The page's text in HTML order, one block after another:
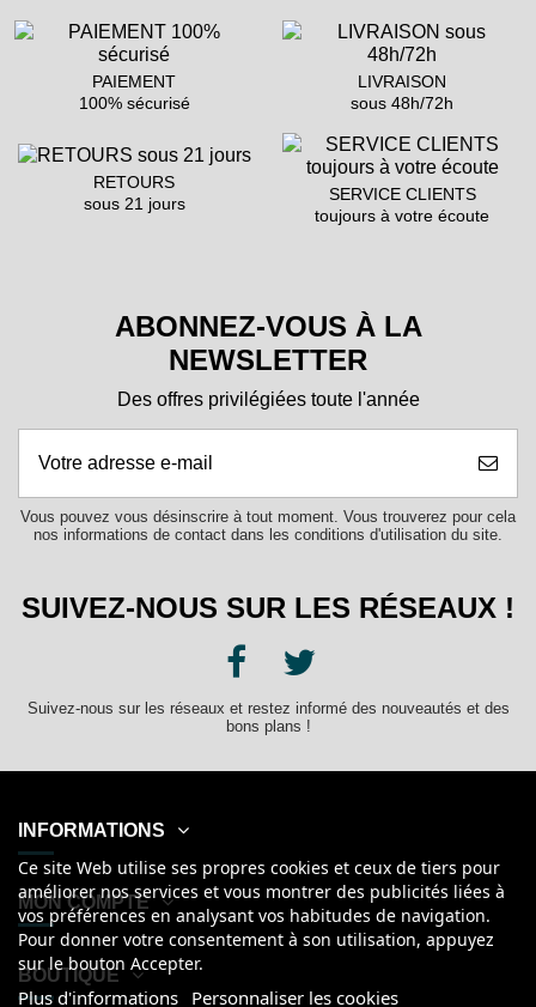
PAIEMENT
100% sécurisé
LIVRAISON
sous 48h/72h
RETOURS
sous 21 jours
SERVICE CLIENTS
toujours à votre écoute
ABONNEZ-VOUS À LA
NEWSLETTER
Des offres privilégiées toute l'année
Vous pouvez vous désinscrire à tout moment. Vous trouverez pour cela
nos informations de contact dans les conditions d'utilisation du site.
SUIVEZ-NOUS SUR LES RÉSEAUX !
Suivez-nous sur les réseaux et restez informé des nouveautés et des
bons plans !
INFORMATIONS
MON COMPTE
BOUTIQUE
Ce site Web utilise ses propres cookies et ceux de tiers pour
améliorer nos services et vous montrer des publicités liées à
vos préférences en analysant vos habitudes de navigation.
Pour donner votre consentement à son utilisation, appuyez
sur le bouton Accepter.
Plus d'informations Personnaliser les cookies